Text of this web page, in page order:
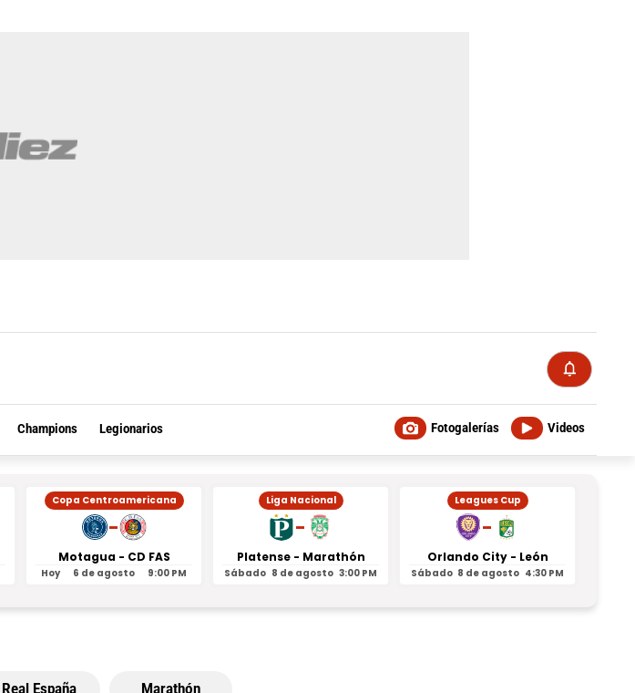
Champions Legionarios Videos
Fotogalerías
Copa Centroamericana
-
Motagua - CD FAS
Hoy 6 de agosto 9:00 PM
Liga Nacional
-
Platense - Marathón
Sábado 8 de agosto 3:00 PM
Leagues Cup
-
Orlando City - León
Sábado 8 de agosto 4:30 PM
Real España Marathón